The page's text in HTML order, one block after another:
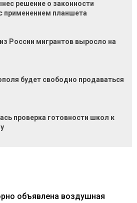
решение о законности
применением планшета
России мигрантов выросло на
будет свободно продаваться
проверка готовности школ к
объявлена воздушная